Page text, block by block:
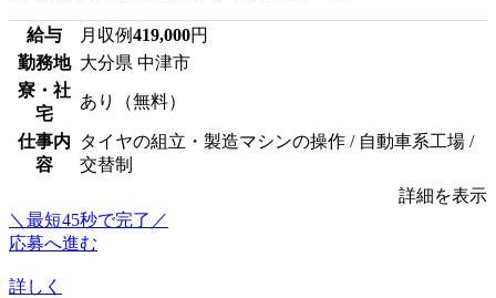
給与 月収例419,000円
勤務地 大分県 中津市
寮・社
宅
あり（無料）
仕事内
容
タイヤの組立・製造マシンの操作 / 自動車系工場 /
交替制
詳細を表示
＼最短45秒で完了／
応募へ進む
詳しく